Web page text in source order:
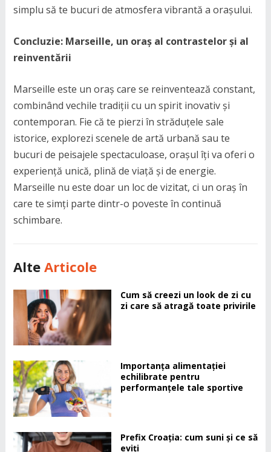
simplu să te bucuri de atmosfera vibrantă a orașului.
Concluzie: Marseille, un oraș al contrastelor și al
reinventării
Marseille este un oraș care se reinventează constant,
combinând vechile tradiții cu un spirit inovativ și
contemporan. Fie că te pierzi în străduțele sale
istorice, explorezi scenele de artă urbană sau te
bucuri de peisajele spectaculoase, orașul îți va oferi o
experiență unică, plină de viață și de energie.
Marseille nu este doar un loc de vizitat, ci un oraș în
care te simți parte dintr-o poveste în continuă
schimbare.
Alte Articole
Cum să creezi un look de zi cu
zi care să atragă toate privirile
Importanța alimentației
echilibrate pentru
performanțele tale sportive
Prefix Croația: cum suni și ce să
eviți